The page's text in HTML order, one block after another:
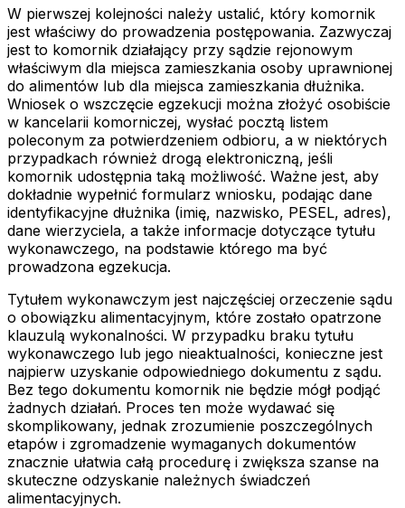
W pierwszej kolejności należy ustalić, który komornik
jest właściwy do prowadzenia postępowania. Zazwyczaj
jest to komornik działający przy sądzie rejonowym
właściwym dla miejsca zamieszkania osoby uprawnionej
do alimentów lub dla miejsca zamieszkania dłużnika.
Wniosek o wszczęcie egzekucji można złożyć osobiście
w kancelarii komorniczej, wysłać pocztą listem
poleconym za potwierdzeniem odbioru, a w niektórych
przypadkach również drogą elektroniczną, jeśli
komornik udostępnia taką możliwość. Ważne jest, aby
dokładnie wypełnić formularz wniosku, podając dane
identyfikacyjne dłużnika (imię, nazwisko, PESEL, adres),
dane wierzyciela, a także informacje dotyczące tytułu
wykonawczego, na podstawie którego ma być
prowadzona egzekucja.
Tytułem wykonawczym jest najczęściej orzeczenie sądu
o obowiązku alimentacyjnym, które zostało opatrzone
klauzulą wykonalności. W przypadku braku tytułu
wykonawczego lub jego nieaktualności, konieczne jest
najpierw uzyskanie odpowiedniego dokumentu z sądu.
Bez tego dokumentu komornik nie będzie mógł podjąć
żadnych działań. Proces ten może wydawać się
skomplikowany, jednak zrozumienie poszczególnych
etapów i zgromadzenie wymaganych dokumentów
znacznie ułatwia całą procedurę i zwiększa szanse na
skuteczne odzyskanie należnych świadczeń
alimentacyjnych.